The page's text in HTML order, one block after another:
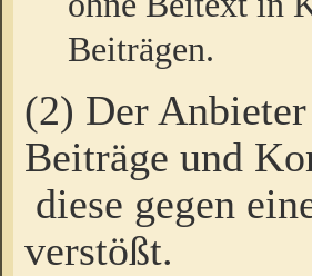
Beiträgen.
(2) Der
Beiträge und
diese gegen
verstößt.